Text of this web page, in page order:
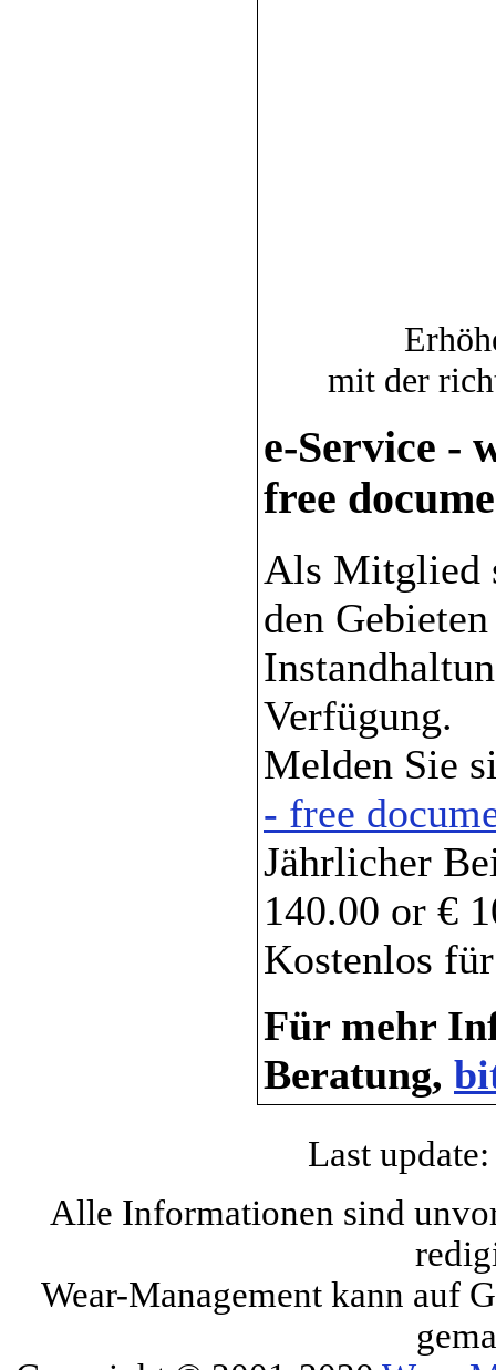
mit der
e-Service -
free
Als Mitglied
den
Verfügung.
Melden Sie
- free
Jährlicher
140.00 or €
Kostenlos
Für mehr
Beratung,
Last
Alle Informationen sind
Wear-Management kann auf